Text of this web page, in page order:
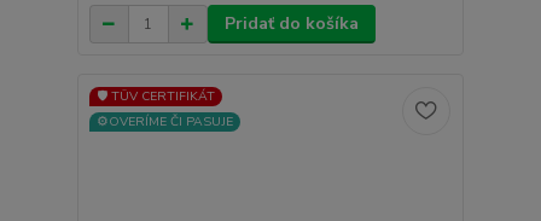
Pridať do košíka
🛡️ TÜV CERTIFIKÁT
⚙️OVERÍME ČI PASUJE